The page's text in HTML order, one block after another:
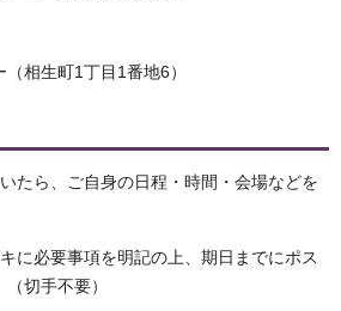
相生町1丁目1番地6）
たら、ご自身の日程・時間・会場などを
に必要事項を明記の上、期日までにポス
切手不要）